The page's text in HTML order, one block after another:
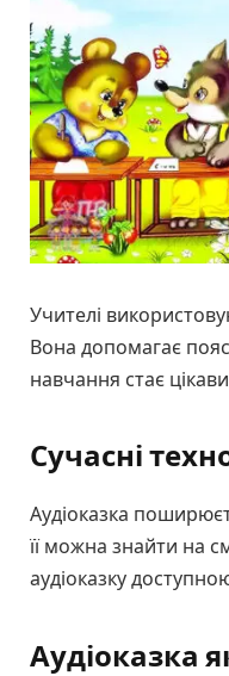
Учителі
Вона допомагає
навчання стає
Сучасні
Аудіоказка
її можна знайти на
аудіоказку
Аудіоказка